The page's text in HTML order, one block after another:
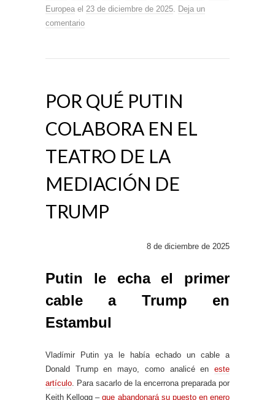
Europea el 23 de diciembre de 2025
Deja un
comentario
POR QUÉ PUTIN
COLABORA EN EL
TEATRO DE LA
MEDIACIÓN DE
TRUMP
8 de diciembre de 2025
Putin le echa el primer
cable a Trump en
Estambul
Vladímir Putin ya le había echado un cable a
Donald Trump en mayo, como analicé en este
artículo . Para sacarlo de la encerrona preparada por
Keith Kellogg –que abandonará su puesto en enero